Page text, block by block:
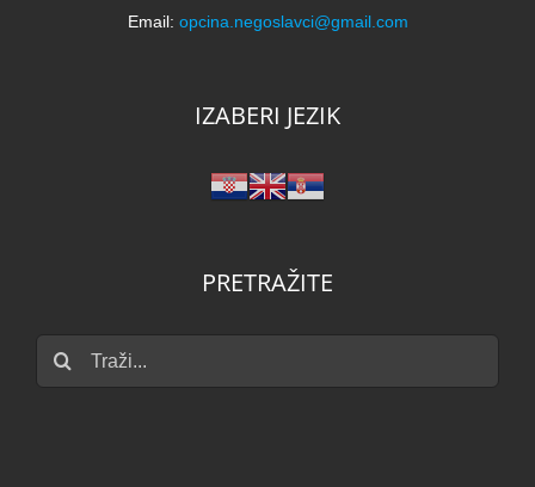
Email: opcina.negoslavci@gmail.com
IZABERI JEZIK
PRETRAŽITE
Traži...